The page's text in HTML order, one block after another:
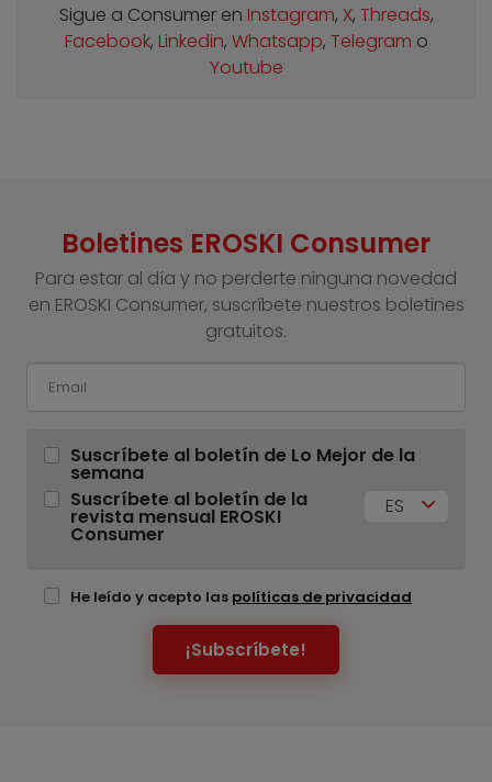
Sigue a Consumer en Instagram, X, Threads,
Facebook, Linkedin, Whatsapp, Telegram o
Youtube
Boletines EROSKI Consumer
Para estar al día y no perderte ninguna novedad
en EROSKI Consumer, suscríbete nuestros boletines
gratuitos.
Suscríbete al boletín de Lo Mejor de la
semana
Suscríbete al boletín de la
revista mensual EROSKI
Consumer
ES
He leído y acepto las políticas de privacidad
¡Subscríbete!